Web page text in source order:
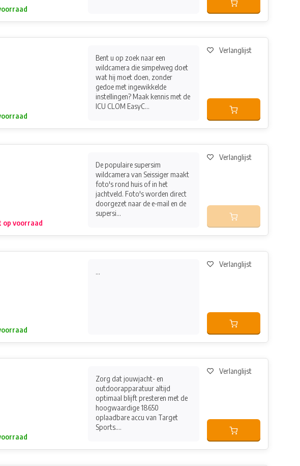
Bent u op zoek naar een
wildcamera die simpelweg doet
wat hij moet doen, zonder
gedoe met ingewikkelde
instellingen? Maak kennis met de
ICU CLOM EasyC...
Verlanglijst
op voorraad
De populaire supersim
wildcamera van Seissiger maakt
foto's rond huis of in het
jachtveld. Foto's worden direct
doorgezet naar de e-mail en de
supersi...
Verlanglijst
...
Verlanglijst
Zorg dat jouwjacht- en
outdoorapparatuur altijd
optimaal blijft presteren met de
hoogwaardige 18650
oplaadbare accu van Target
Sports....
Verlanglijst